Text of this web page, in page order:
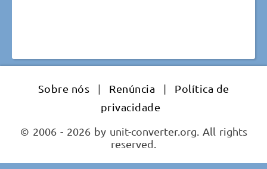
Sobre nós | Renúncia |
Política de
privacidade
© 2006 - 2026 by unit-converter.org. All rights
reserved.